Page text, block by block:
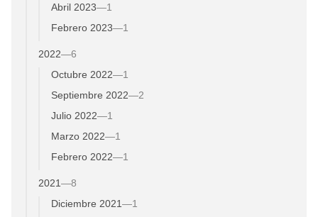
Abril 2023—1
Febrero 2023—1
2022—6
Octubre 2022—1
Septiembre 2022—2
Julio 2022—1
Marzo 2022—1
Febrero 2022—1
2021—8
Diciembre 2021—1